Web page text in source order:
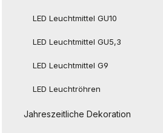
LED Leuchtmittel GU10
LED Leuchtmittel GU5,3
LED Leuchtmittel G9
LED Leuchtröhren
Jahreszeitliche Dekoration